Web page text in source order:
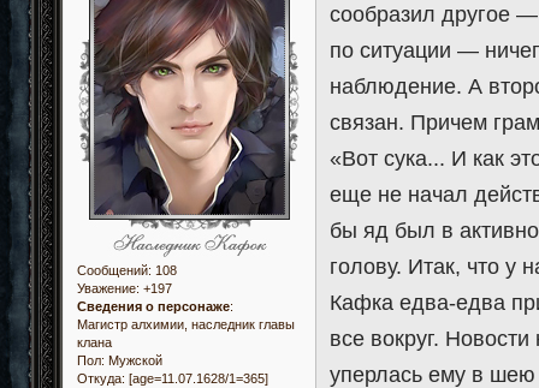
Сообщений: 108
Уважение: +197
Сведения о персонаже:
Магистр алхимии, наследник главы
клана
Пол: Мужской
Откуда: [age=11.07.1628/1=365]
сообразил другое
по ситуации —
наблюдение. А
связан. Причем
«Вот сука... И как
еще не начал
бы яд был в
голову. Итак, что у
Кафка едва-едва
все вокруг.
уперлась ему в шею